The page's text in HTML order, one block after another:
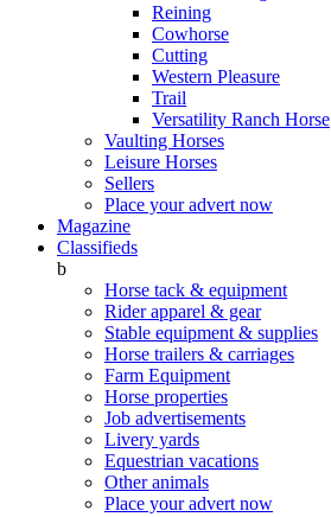
Reining
Cowhorse
Cutting
Western Pleasure
Trail
Versatility Ranch Horse
Vaulting Horses
Leisure Horses
Sellers
Place your advert now
Magazine
Classifieds
b
Horse tack & equipment
Rider apparel & gear
Stable equipment & supplies
Horse trailers & carriages
Farm Equipment
Horse properties
Job advertisements
Livery yards
Equestrian vacations
Other animals
Place your advert now